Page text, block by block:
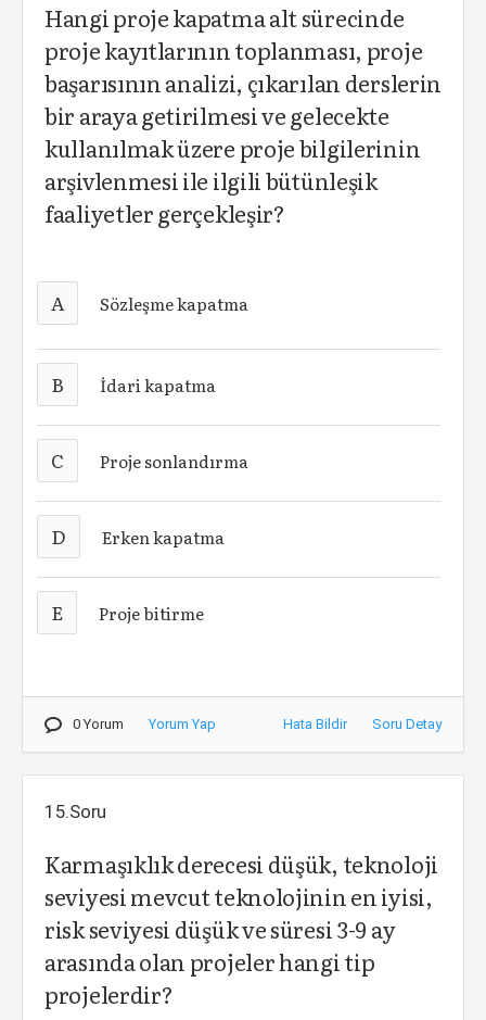
Hangi proje kapatma alt sürecinde
proje kayıtlarının toplanması, proje
başarısının analizi, çıkarılan derslerin
bir araya getirilmesi ve gelecekte
kullanılmak üzere proje bilgilerinin
arşivlenmesi ile ilgili bütünleşik
faaliyetler gerçekleşir?
A Sözleşme kapatma
B İdari kapatma
C Proje sonlandırma
D Erken kapatma
E Proje bitirme
0 Yorum Yorum Yap Hata Bildir Soru Detay
15.Soru
Karmaşıklık derecesi düşük, teknoloji
seviyesi mevcut teknolojinin en iyisi,
risk seviyesi düşük ve süresi 3-9 ay
arasında olan projeler hangi tip
projelerdir?